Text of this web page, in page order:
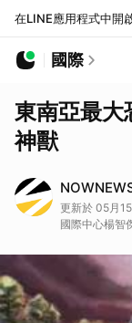
在LINE應用程式中開啟
國際
東南亞最大
神獸
更新於 05月
國際中心楊智